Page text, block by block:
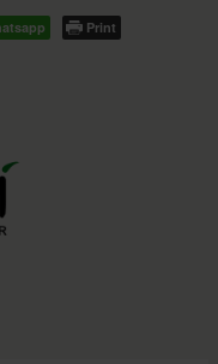
Print